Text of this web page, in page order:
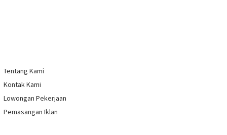
Tentang Kami
Kontak Kami
Lowongan Pekerjaan
Pemasangan Iklan